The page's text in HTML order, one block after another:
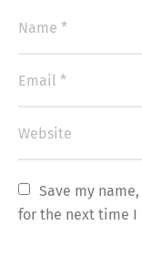
Save my
for the next time I